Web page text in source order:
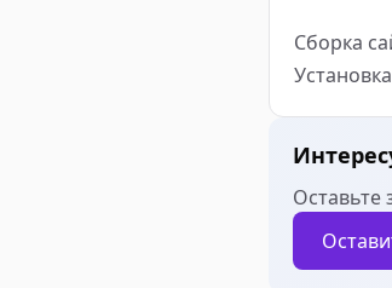
Сборка
Оставьте